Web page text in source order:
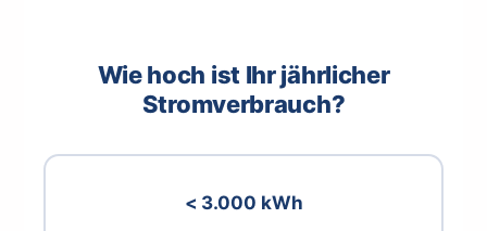
Wie hoch ist Ihr jährlicher
Stromverbrauch?
< 3.000 kWh